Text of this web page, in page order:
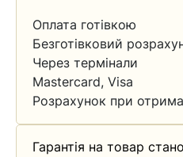
Оплата готівкою
Безготівковий
Через термінали
Mastercard, Visa
Розрахунок при
Гарантія на товар